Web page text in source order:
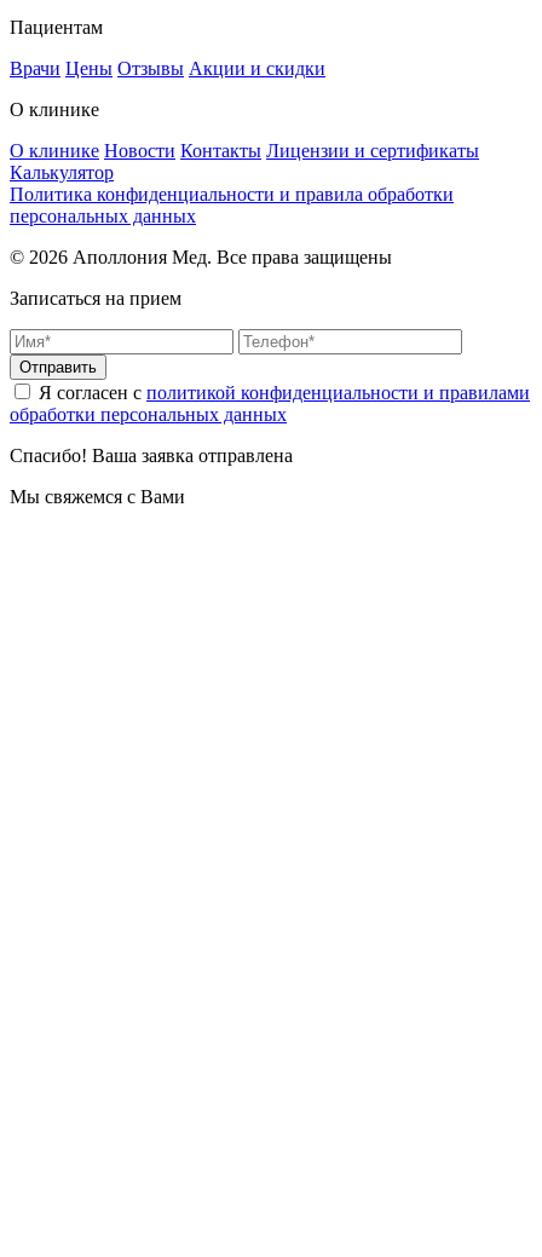
Пациентам
Врачи Цены Отзывы Акции и скидки
О клинике
О клинике Новости Контакты Лицензии и сертификаты
Калькулятор
Политика конфиденциальности и правила обработки
персональных данных
© 2026 Аполлония Мед. Все права защищены
Записаться на прием
Отправить
Я согласен с политикой конфиденциальности и правилами
обработки персональных данных
Спасибо! Ваша заявка отправлена
Мы свяжемся с Вами